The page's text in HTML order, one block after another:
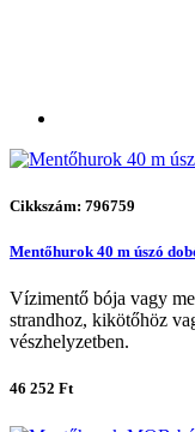
Cikkszám: 796759
Mentőhurok 40 m úszó
Vízimentő bója vagy
strandhoz, kikötőhöz
vészhelyzetben.
46 252 Ft